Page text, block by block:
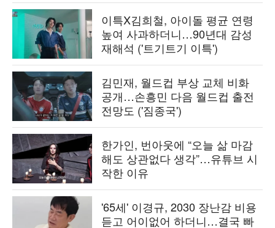
이특X김희철, 아이돌 평균 연령
높여 사과하더니…90년대 감성
재해석 ('트기트기 이특')
김민재, 월드컵 부상 교체 비화
공개…손흥민 다음 월드컵 출전
전망도 ('짐종국')
한가인, 번아웃에 “오늘 삶 마감
해도 상관없다 생각”…유튜브 시
작한 이유
'65세' 이경규, 2030 장난감 비용
듣고 어이없어 하더니…결국 빠